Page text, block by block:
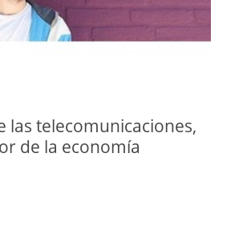
las telecomunicaciones,
de la economía